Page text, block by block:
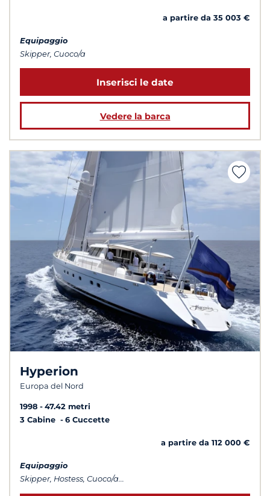
a partire da 35 003 €
Equipaggio
Skipper, Cuoco/a
Inserisci le date
Vedere la barca
Hyperion
Europa del Nord
1998
47.42 metri
3 Cabine
6 Cuccette
a partire da 112 000 €
Equipaggio
Skipper, Hostess, Cuoco/a...